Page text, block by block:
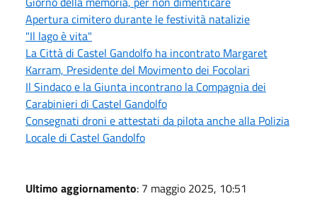
Apertura cimitero durante le festività natalizie
"Il lago è vita"
La Città di Castel Gandolfo ha incontrato Margaret
Karram, Presidente del Movimento dei Focolari
Il Sindaco e la Giunta incontrano la Compagnia dei
Carabinieri di Castel Gandolfo
Consegnati droni e attestati da pilota anche alla Polizia
Locale di Castel Gandolfo
Ultimo aggiornamento: 7 maggio 2025, 10:51